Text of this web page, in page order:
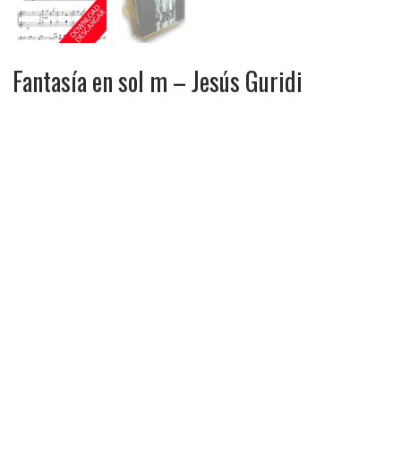
Fantasía en sol m – Jesús Guridi